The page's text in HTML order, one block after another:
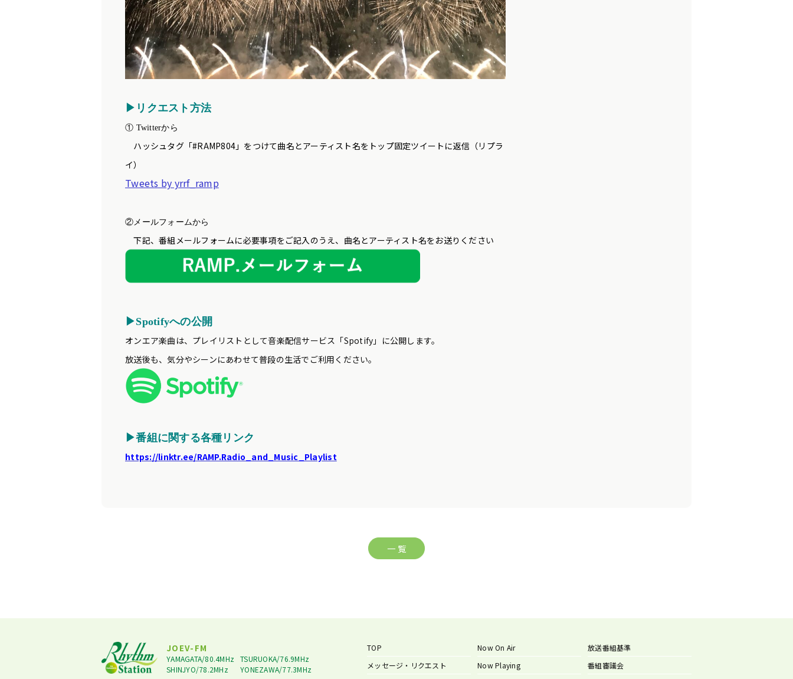
▶リクエスト方法
① Twitterから
ハッシュタグ「#RAMP804」をつけて曲名とアーティスト名をトップ固定ツイートに返信（リプラ
イ）
Tweets by yrrf_ramp
②メールフォームから
下記、番組メールフォームに必要事項をご記入のうえ、曲名とアーティスト名をお送りください
▶Spotifyへの公開
オンエア楽曲は、プレイリストとして音楽配信サービス「Spotify」に公開します。
放送後も、気分やシーンにあわせて普段の生活でご利用ください。
▶番組に関する各種リンク
https://linktr.ee/RAMP.Radio_and_Music_Playlist
一 覧
JOEV-FM
YAMAGATA/80.4MHz
TSURUOKA/76.9MHz
SHINJYO/78.2MHz
YONEZAWA/77.3MHz
TOP
メッセージ・リクエスト
Now On Air
Now Playing
放送番組基準
番組審議会